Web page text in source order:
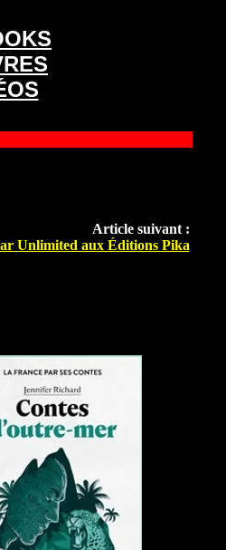
Article suivant :
Unlimited aux Éditions Pika